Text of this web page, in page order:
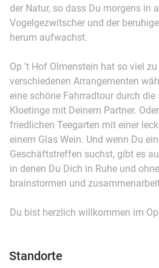
der Natur, so dass Du morgens in
Vogelgezwitscher und der
herum aufwachst.
Op 't Hof Olmenstein hat so viel
verschiedenen Arrangementen
eine schöne Fahrradtour durch die
Kloetinge mit Deinem Partner.
friedlichen Teegarten mit einer
einem Glas Wein. Und wenn Du
Geschäftstreffen suchst, gibt es
in denen Du Dich in Ruhe und
brainstormen und
Du bist herzlich willkommen im
Standorte